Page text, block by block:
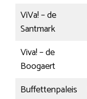
ViVa! – de
Santmark
Viva! – de
Boogaert
Buffettenpaleis